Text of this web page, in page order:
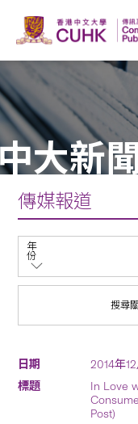
大新
傳媒報道
年
份
2014年
In Love
Post)